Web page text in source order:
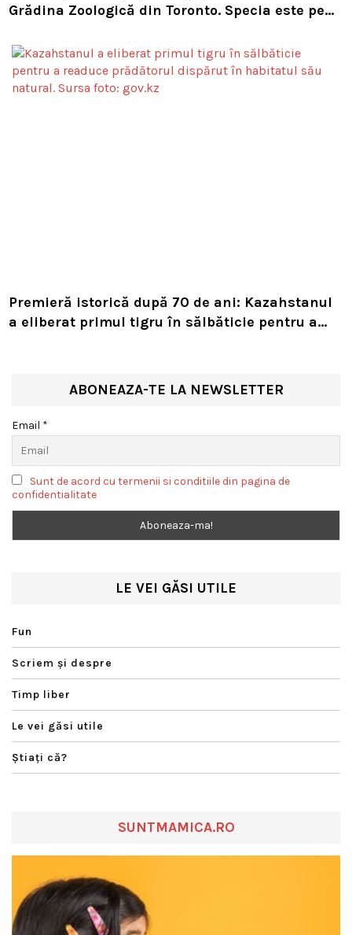
Grădina Zoologică din Toronto. Specia este pe
Premieră istorică după 70 de ani: Kazahstanul
a eliberat primul tigru în sălbăticie pentru a
ABONEAZA-TE LA NEWSLETTER
Email *
Sunt de acord cu termenii si conditiile din pagina de
confidentialitate
LE VEI GĂSI UTILE
Fun
Scriem şi despre
Timp liber
Le vei găsi utile
Ştiaţi că?
SUNTMAMICA.RO